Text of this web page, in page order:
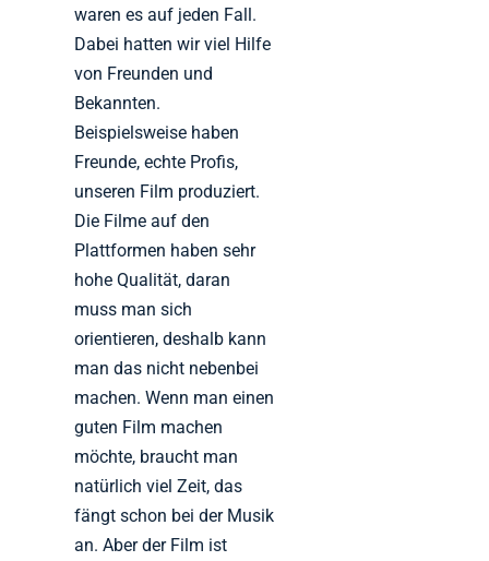
waren es auf jeden Fall.
Dabei hatten wir viel Hilfe
von Freunden und
Bekannten.
Beispielsweise haben
Freunde, echte Profis,
unseren Film produziert.
Die Filme auf den
Plattformen haben sehr
hohe Qualität, daran
muss man sich
orientieren, deshalb kann
man das nicht nebenbei
machen. Wenn man einen
guten Film machen
möchte, braucht man
natürlich viel Zeit, das
fängt schon bei der Musik
an. Aber der Film ist